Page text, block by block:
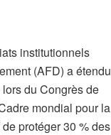
institutionnels
(AFD) a étendu
du Congrès de
mondial pour la
protéger 30 % des